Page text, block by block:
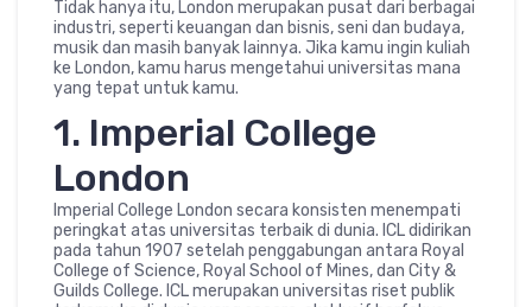
Tidak hanya itu, London merupakan pusat dari berbagai
industri, seperti keuangan dan bisnis, seni dan budaya,
musik dan masih banyak lainnya. Jika kamu ingin kuliah
ke London, kamu harus mengetahui universitas mana
yang tepat untuk kamu.
1. Imperial College
London
Imperial College London secara konsisten menempati
peringkat atas universitas terbaik di dunia. ICL didirikan
pada tahun 1907 setelah penggabungan antara Royal
College of Science, Royal School of Mines, dan City &
Guilds College. ICL merupakan universitas riset publik